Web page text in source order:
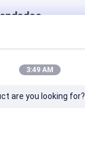
3:49 AM
are you looking for?